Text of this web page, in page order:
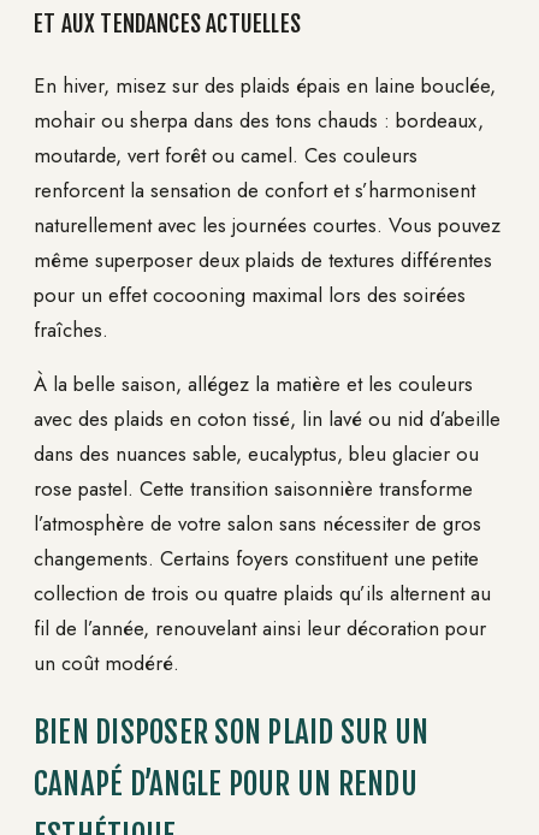
ET AUX TENDANCES ACTUELLES
En hiver, misez sur des plaids épais en laine bouclée,
mohair ou sherpa dans des tons chauds : bordeaux,
moutarde, vert forêt ou camel. Ces couleurs
renforcent la sensation de confort et s’harmonisent
naturellement avec les journées courtes. Vous pouvez
même superposer deux plaids de textures différentes
pour un effet cocooning maximal lors des soirées
fraîches.
À la belle saison, allégez la matière et les couleurs
avec des plaids en coton tissé, lin lavé ou nid d’abeille
dans des nuances sable, eucalyptus, bleu glacier ou
rose pastel. Cette transition saisonnière transforme
l’atmosphère de votre salon sans nécessiter de gros
changements. Certains foyers constituent une petite
collection de trois ou quatre plaids qu’ils alternent au
fil de l’année, renouvelant ainsi leur décoration pour
un coût modéré.
BIEN DISPOSER SON PLAID SUR UN
CANAPÉ D’ANGLE POUR UN RENDU